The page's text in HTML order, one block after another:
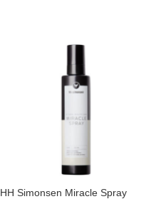
HH Simonsen Miracle Spray